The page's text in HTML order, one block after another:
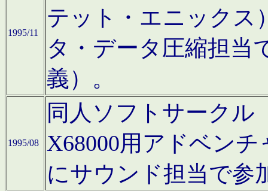
1995/11
テット・エニックス
タ・データ圧縮担当
義）。
1995/08
同人ソフトサークル
X68000用アドベン
にサウンド担当で参